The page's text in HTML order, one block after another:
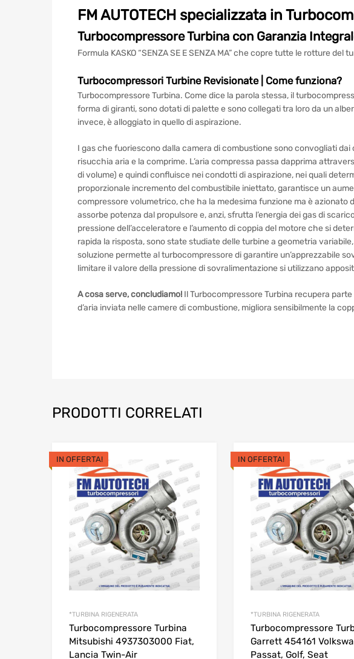
FM AUTOTECH specializzata in
Turbocompressore Turbina con Garanzia
Formula KASKO “SENZA SE E SENZA MA” che copre tutte le rotture
Turbocompressori Turbine Revisionate | Come funziona?
Turbocompressore Turbina. Come dice la parola stessa, il
forma di giranti, sono dotati di palette e sono collegati tra loro da un
invece, è alloggiato in quello di aspirazione.
I gas che fuoriescono dalla camera di combustione sono convogliati
risucchia aria e la comprime. L’aria compressa passa dapprima
di volume) e quindi confluisce nei condotti di aspirazione, nei quali
proporzionale incremento del combustibile iniettato, garantisce un
compressore volumetrico, che ha la medesima funzione ma è
assorbe potenza dal propulsore e, anzi, sfrutta l’energia dei gas di
pressione dell’acceleratore e l’aumento di coppia del motore che si
rapida la risposta, sono state studiate delle turbine a geometria
soluzione permette al turbocompressore di garantire un’apprezzabile
limitare il valore della pressione di sovralimentazione si utilizzano
A cosa serve, concludiamo! Il Turbocompressore Turbina recupera
d’aria inviata nelle camere di combustione, migliora sensibilmente la
PRODOTTI CORRELATI
IN OFFERTA!
*TURBINA RIGENERATA
Turbocompressore Turbina
Mitsubishi 4937303000 Fiat,
Lancia Twin-Air
IN OFFERTA!
*TURBINA RIGENERATA
Turbocompressore
Garrett 454161
Passat, Golf, Seat